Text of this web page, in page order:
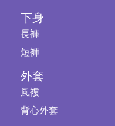
下身
長褲
短褲
外套
風褸
背心外套